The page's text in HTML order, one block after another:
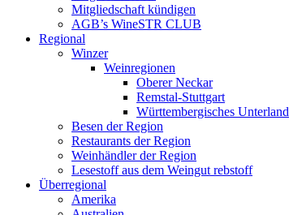
Mitgliedschaft kündigen
AGB’s WineSTR CLUB
Regional
Winzer
Weinregionen
Oberer Neckar
Remstal-Stuttgart
Württembergisches Unterland
Besen der Region
Restaurants der Region
Weinhändler der Region
Lesestoff aus dem Weingut rebstoff
Überregional
Amerika